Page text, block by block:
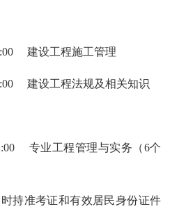
建设工程施工管理
建设工程法规及相关知识
专业工程管理与实务（6个
持准考证和有效居民身份证件